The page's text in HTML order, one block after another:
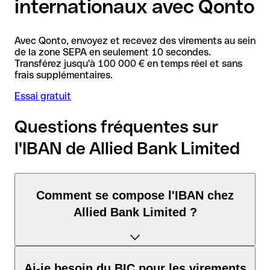
internationaux avec Qonto
Avec Qonto, envoyez et recevez des virements au sein
de la zone SEPA en seulement 10 secondes.
Transférez jusqu'à 100 000 € en temps réel et sans
frais supplémentaires.
Essai gratuit
Questions fréquentes sur
l'IBAN de Allied Bank Limited
Comment se compose l'IBAN chez
Allied Bank Limited ?
L'IBAN au Pakistan se compose exactement de 24 caractères